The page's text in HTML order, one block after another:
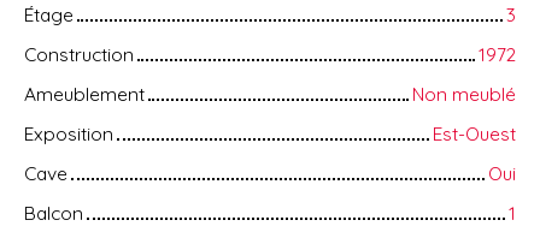
Étage
3
Construction
1972
Ameublement
Non meublé
Exposition
Est-Ouest
Cave
Oui
Balcon
1